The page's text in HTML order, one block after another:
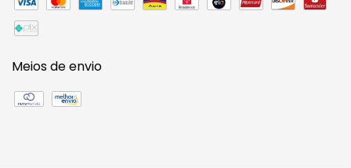
Meios de envio